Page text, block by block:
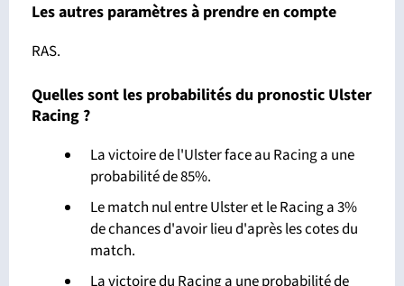
Les autres paramètres à prendre en compte
RAS.
Quelles sont les probabilités du pronostic Ulster
Racing ?
La victoire de l'Ulster face au Racing a une
probabilité de 85%.
Le match nul entre Ulster et le Racing a 3%
de chances d'avoir lieu d'après les cotes du
match.